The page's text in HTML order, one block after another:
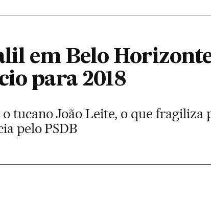
em Belo
para 2018
tucano João Leite, o que fragiliza
pelo PSDB